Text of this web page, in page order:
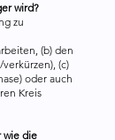
wird?
zu
(b) den
(c)
oder auch
Kreis
wie die